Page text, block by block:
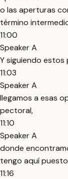
o las aperturas
término
11:00
Speaker A
Y siguiendo estos
11:03
Speaker A
llegamos a esas
pectoral,
11:10
Speaker A
donde
tengo aquí
11:16